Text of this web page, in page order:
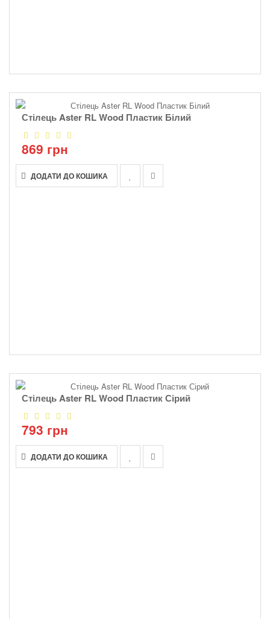
Стілець Aster RL Wood Пластик Білий
869 грн
ДОДАТИ ДО КОШИКА
Стілець Aster RL Wood Пластик Сірий
793 грн
ДОДАТИ ДО КОШИКА